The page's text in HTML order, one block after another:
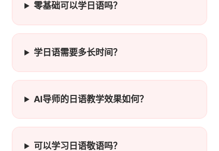
零基础可以学日语吗？
学日语需要多长时间？
AI导师的日语教学效果如何？
可以学习日语敬语吗？